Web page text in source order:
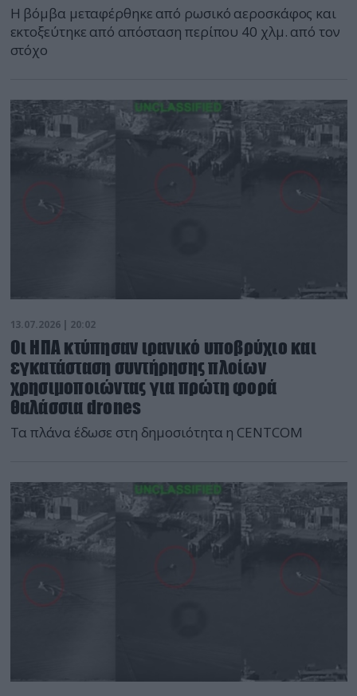
Η βόμβα μεταφέρθηκε από ρωσικό αεροσκάφος και
εκτοξεύτηκε από απόσταση περίπου 40 χλμ. από τον
στόχο
13.07.2026 | 20:02
Οι ΗΠΑ κτύπησαν ιρανικό υποβρύχιο και
εγκατάσταση συντήρησης πλοίων
χρησιμοποιώντας για πρώτη φορά
θαλάσσια drones
Τα πλάνα έδωσε στη δημοσιότητα η CENTCOM